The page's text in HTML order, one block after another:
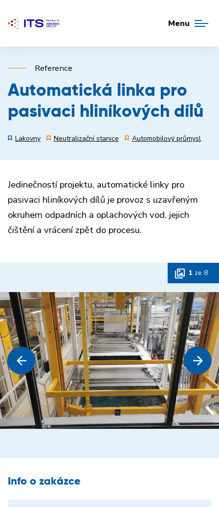
Menu
Reference
Automatická linka pro
pasivaci hliníkových dílů
Lakovny Neutralizační stanice Automobilový průmysl
Jedinečností projektu, automatické linky pro
pasivaci hliníkových dílů je provoz s uzavřeným
okruhem odpadních a oplachových vod, jejich
čištění a vrácení zpět do procesu.
1 ze 8
Info o zakázce